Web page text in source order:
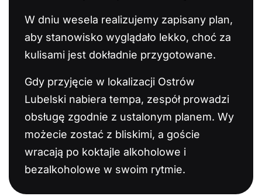
W dniu wesela realizujemy zapisany plan,
aby stanowisko wyglądało lekko, choć za
kulisami jest dokładnie przygotowane.
Gdy przyjęcie w lokalizacji Ostrów
Lubelski nabiera tempa, zespół prowadzi
obsługę zgodnie z ustalonym planem. Wy
możecie zostać z bliskimi, a goście
wracają po koktajle alkoholowe i
bezalkoholowe w swoim rytmie.